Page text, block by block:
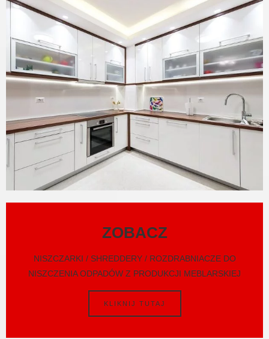
ZOBACZ
NISZCZARKI / SHREDDERY / ROZDRABNIACZE DO
NISZCZENIA ODPADÓW Z PRODUKCJI MEBLARSKIEJ
KLIKNIJ TUTAJ